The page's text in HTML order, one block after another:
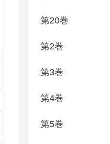
第20巻
第2巻
第3巻
第4巻
第5巻